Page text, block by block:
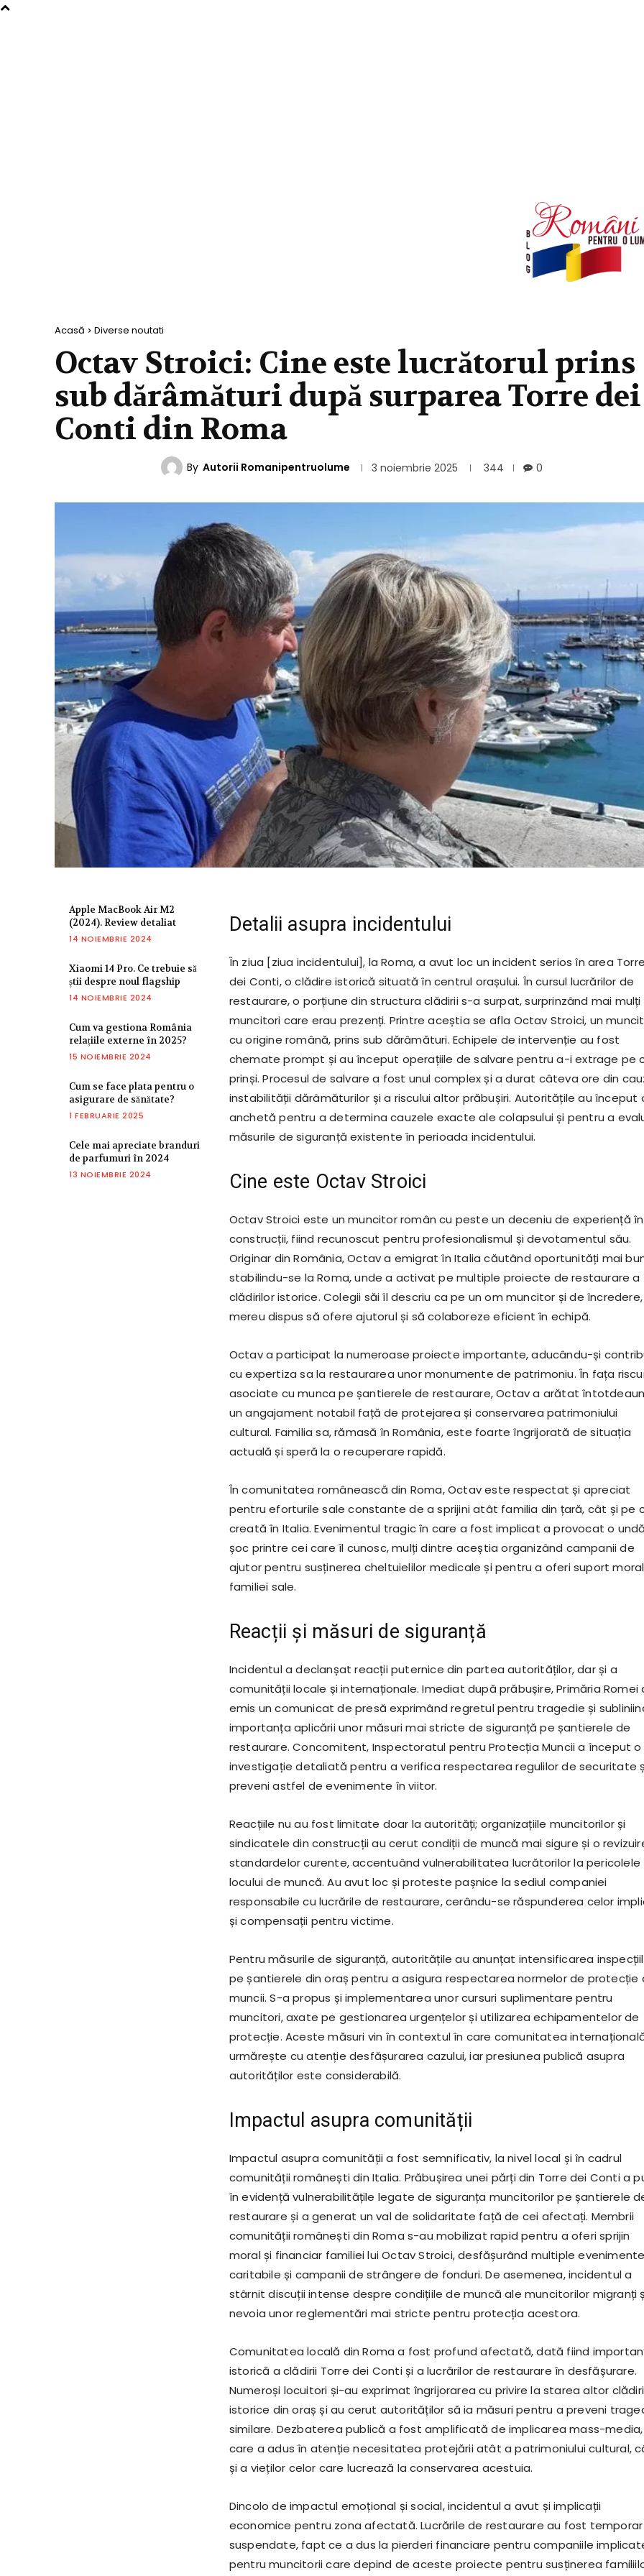
Acasă Diverse noutati
Octav Stroici: Cine este lucrătorul prins
sub dărâmături după surparea Torre dei
Conti din Roma
By Autorii Romanipentruolume 3 noiembrie 2025 344 0
Apple MacBook Air M2
(2024). Review detaliat
14 NOIEMBRIE 2024
Xiaomi 14 Pro. Ce trebuie să
știi despre noul flagship
14 NOIEMBRIE 2024
Cum va gestiona România
relațiile externe în 2025?
15 NOIEMBRIE 2024
Cum se face plata pentru o
asigurare de sănătate?
1 FEBRUARIE 2025
Cele mai apreciate branduri
de parfumuri în 2024
13 NOIEMBRIE 2024
Detalii asupra incidentului
În ziua [ziua incidentului], la Roma, a avut loc un incident serios în area Torre
dei Conti, o clădire istorică situată în centrul orașului. În cursul lucrărilor de
restaurare, o porțiune din structura clădirii s-a surpat, surprinzând mai mulți
muncitori care erau prezenți. Printre aceștia se afla Octav Stroici, un
cu origine română, prins sub dărâmături. Echipele de intervenție au fost
chemate prompt și au început operațiile de salvare pentru a-i extrage pe
prinși. Procesul de salvare a fost unul complex și a durat câteva ore din
instabilității dărâmăturilor și a riscului altor prăbușiri. Autoritățile au început
anchetă pentru a determina cauzele exacte ale colapsului și pentru a
măsurile de siguranță existente în perioada incidentului.
Cine este Octav Stroici
Octav Stroici este un muncitor român cu peste un deceniu de experiență în
construcții, fiind recunoscut pentru profesionalismul și devotamentul său.
Originar din România, Octav a emigrat în Italia căutând oportunități mai
stabilindu-se la Roma, unde a activat pe multiple proiecte de restaurare a
clădirilor istorice. Colegii săi îl descriu ca pe un om muncitor și de încredere,
mereu dispus să ofere ajutorul și să colaboreze eficient în echipă.
Octav a participat la numeroase proiecte importante, aducându-și
cu expertiza sa la restaurarea unor monumente de patrimoniu. În fața
asociate cu munca pe șantierele de restaurare, Octav a arătat
un angajament notabil față de protejarea și conservarea patrimoniului
cultural. Familia sa, rămasă în România, este foarte îngrijorată de situația
actuală și speră la o recuperare rapidă.
În comunitatea românească din Roma, Octav este respectat și apreciat
pentru eforturile sale constante de a sprijini atât familia din țară, cât și pe
creată în Italia. Evenimentul tragic în care a fost implicat a provocat o
șoc printre cei care îl cunosc, mulți dintre aceștia organizând campanii de
ajutor pentru susținerea cheltuielilor medicale și pentru a oferi suport moral
familiei sale.
Reacții și măsuri de siguranță
Incidentul a declanșat reacții puternice din partea autorităților, dar și a
comunității locale și internaționale. Imediat după prăbușire, Primăria Romei
emis un comunicat de presă exprimând regretul pentru tragedie și
importanța aplicării unor măsuri mai stricte de siguranță pe șantierele de
restaurare. Concomitent, Inspectoratul pentru Protecția Muncii a început o
investigație detaliată pentru a verifica respectarea regulilor de securitate
preveni astfel de evenimente în viitor.
Reacțiile nu au fost limitate doar la autorități; organizațiile muncitorilor și
sindicatele din construcții au cerut condiții de muncă mai sigure și o
standardelor curente, accentuând vulnerabilitatea lucrătorilor la pericolele
locului de muncă. Au avut loc și proteste pașnice la sediul companiei
responsabile cu lucrările de restaurare, cerându-se răspunderea celor
și compensații pentru victime.
Pentru măsurile de siguranță, autoritățile au anunțat intensificarea
pe șantierele din oraș pentru a asigura respectarea normelor de protecție
muncii. S-a propus și implementarea unor cursuri suplimentare pentru
muncitori, axate pe gestionarea urgențelor și utilizarea echipamentelor de
protecție. Aceste măsuri vin în contextul în care comunitatea
urmărește cu atenție desfășurarea cazului, iar presiunea publică asupra
autorităților este considerabilă.
Impactul asupra comunității
Impactul asupra comunității a fost semnificativ, la nivel local și în cadrul
comunității românești din Italia. Prăbușirea unei părți din Torre dei Conti a
în evidență vulnerabilitățile legate de siguranța muncitorilor pe șantierele
restaurare și a generat un val de solidaritate față de cei afectați. Membrii
comunității românești din Roma s-au mobilizat rapid pentru a oferi sprijin
moral și financiar familiei lui Octav Stroici, desfășurând multiple evenimente
caritabile și campanii de strângere de fonduri. De asemenea, incidentul a
stârnit discuții intense despre condițiile de muncă ale muncitorilor migranți
nevoia unor reglementări mai stricte pentru protecția acestora.
Comunitatea locală din Roma a fost profund afectată, dată fiind
istorică a clădirii Torre dei Conti și a lucrărilor de restaurare în desfășurare.
Numeroși locuitori și-au exprimat îngrijorarea cu privire la starea altor clădiri
istorice din oraș și au cerut autorităților să ia măsuri pentru a preveni
similare. Dezbaterea publică a fost amplificată de implicarea mass-media,
care a adus în atenție necesitatea protejării atât a patrimoniului cultural,
și a vieților celor care lucrează la conservarea acestuia.
Dincolo de impactul emoțional și social, incidentul a avut și implicații
economice pentru zona afectată. Lucrările de restaurare au fost temporar
suspendate, fapt ce a dus la pierderi financiare pentru companiile
pentru muncitorii care depind de aceste proiecte pentru susținerea